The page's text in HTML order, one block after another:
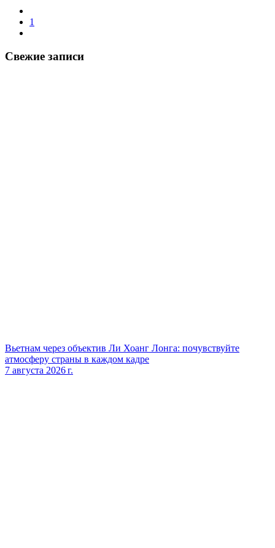
1
Свежие записи
Вьетнам через объектив Ли Хоанг Лонга: почувствуйте
атмосферу страны в каждом кадре
7 августа 2026 г.